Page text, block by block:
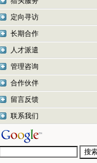
定向寻访
长期合作
人才派遣
管理咨询
合作伙伴
留言反馈
联系我们